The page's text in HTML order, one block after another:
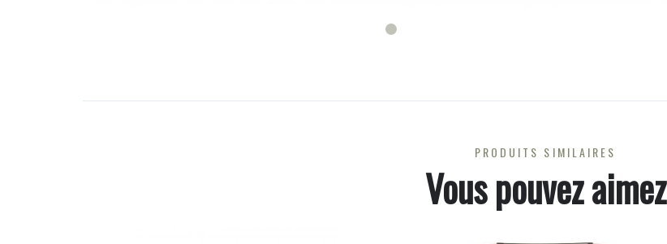
PRODUITS SIMILAIRES
Vous pouvez aimez